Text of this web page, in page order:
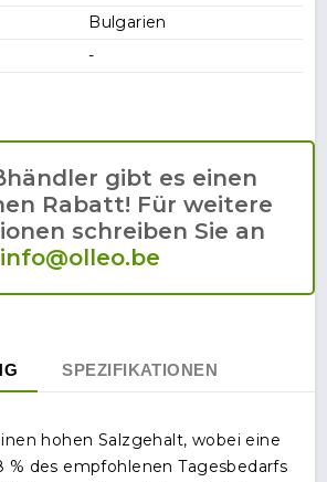
Bulgarien
-
gibt es einen
Rabatt! Für weitere
schreiben Sie an
info@olleo.be
SPEZIFIKATIONEN
hohen Salzgehalt, wobei eine
% des empfohlenen Tagesbedarfs